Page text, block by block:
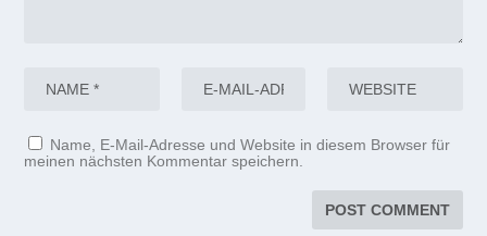
Name, E-Mail-Adresse und Website in diesem Browser für
meinen nächsten Kommentar speichern.